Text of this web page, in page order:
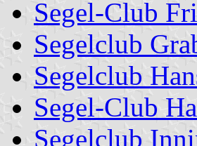
Segel-Club
Segelclub
Segelclub
Segel-Club
Segelclub